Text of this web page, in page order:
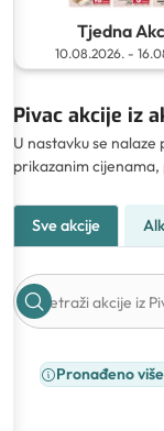
Tjedna
10.08.2026. -
Pivac akcije iz
U nastavku se
prikazanim
Sve akcije
Pronađeno